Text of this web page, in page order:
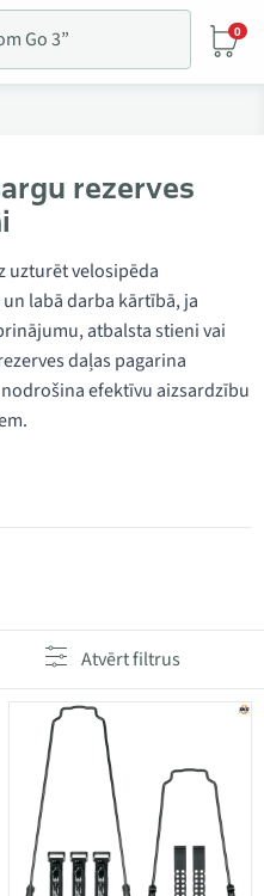
0
rezerves
uzturēt velosipēda
labā darba kārtībā, ja
atbalsta stieni vai
daļas pagarina
efektīvu aizsardzību
rezerves daļas
Atvērt filtrus